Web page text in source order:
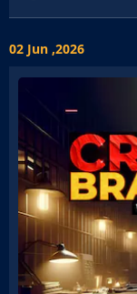
02 Jun ,2026